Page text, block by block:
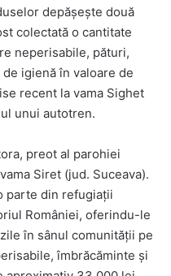
depășește două
colectată o cantitate
neperisabile, pături,
igienă în valoare de
recent la vama Sighet
unui autotren.
preot al parohiei
Siret (jud. Suceava).
parte din refugiații
României, oferindu-le
în sânul comunității pe
îmbrăcăminte și